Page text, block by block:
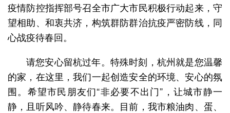
疫情防控指挥部号召全市广大市民积极行动起来，守
望相助、和衷共济，构筑群防群治抗疫严密防线，同
心战疫待春回。
请您安心留杭过年。特殊时刻，杭州就是您温馨
的家，在这里，我们一起创造安全的环境、安心的氛
围。希望市民朋友们“非必要不出门”，让城市静一
静，且听风吟、静待春来。目前，我市粮油肉、蛋、